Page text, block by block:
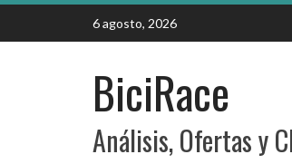
Skip
content
6 agosto, 2026
BiciRace
Análisis, Ofertas y